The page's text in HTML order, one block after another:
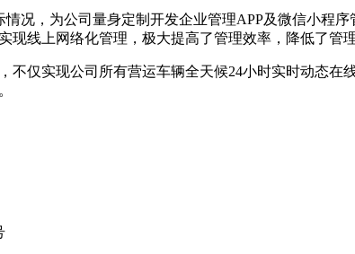
况，为公司量身定制开发企业管理APP及微信小程
现线上网络化管理，极大提高了管理效率，降低了管理
不仅实现公司所有营运车辆全天候24小时实时动态